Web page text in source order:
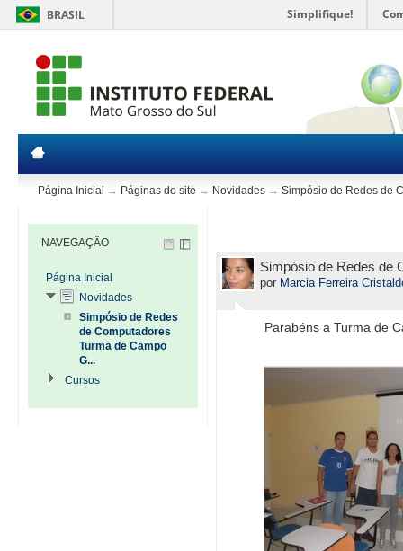
BRASIL Simplifique!
Página Inicial → Páginas do site → Novidades → Simpósio de Redes de
Simpósio de Redes de
por Marcia Ferreira
Parabéns a Turma de
NAVEGAÇÃO
Página Inicial
Novidades
Simpósio de Redes
de Computadores
Turma de Campo
G...
Cursos